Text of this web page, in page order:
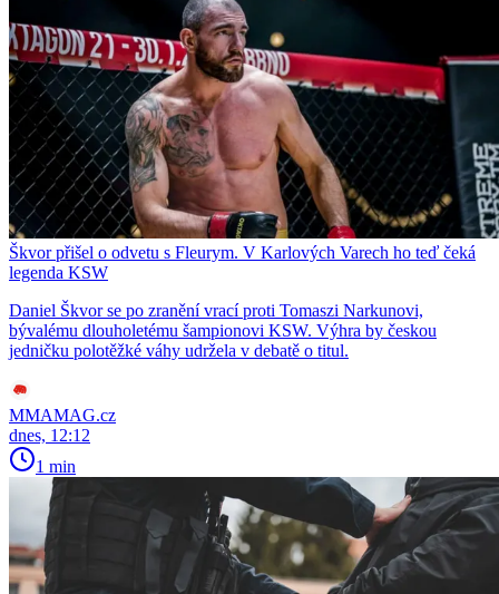
Škvor přišel o odvetu s Fleurym. V Karlových Varech ho teď čeká
legenda KSW
Daniel Škvor se po zranění vrací proti Tomaszi Narkunovi,
bývalému dlouholetému šampionovi KSW. Výhra by českou
jedničku polotěžké váhy udržela v debatě o titul.
MMAMAG.cz
dnes, 12:12
1 min